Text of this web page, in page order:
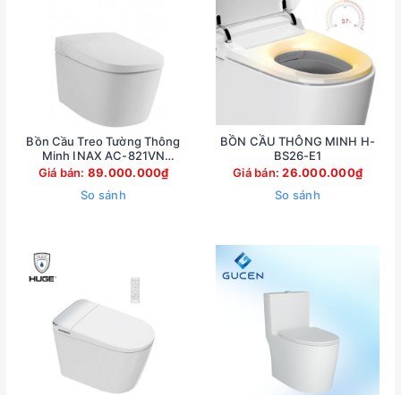
Bồn Cầu Treo Tường Thông
Minh INAX AC-821VN
(AC821VN)
Giá bán: 89.000.000₫
So sánh
BỒN CẦU THÔNG MINH H-
BS26-E1
Giá bán:26.000.000₫
So sánh